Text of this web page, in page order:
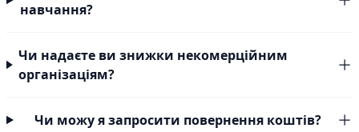
навчання?
Чи надаєте ви знижки некомерційним
організаціям?
Чи можу я запросити повернення коштів?